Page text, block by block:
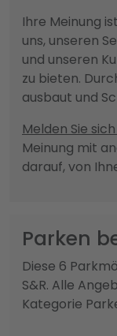
Ihre Meinung
uns, unseren
und unseren
zu bieten.
ausbaut und
Melden Sie
Meinung mit
darauf, von
Parken
Diese 6
S&R. Alle
Kategorie